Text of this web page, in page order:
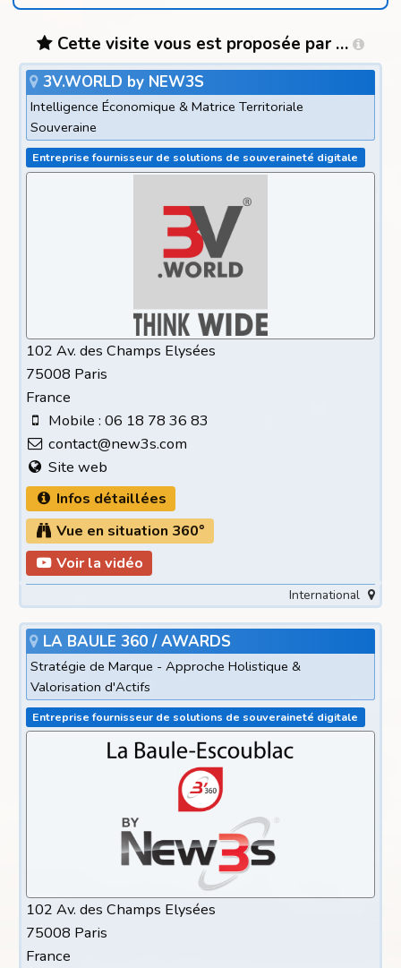
Cette visite vous est proposée par …
3V.WORLD by NEW3S
Intelligence Économique & Matrice Territoriale
Souveraine
Entreprise fournisseur de solutions de souveraineté digitale
102 Av. des Champs Elysées
75008 Paris
France
Mobile : 06 18 78 36 83
contact@new3s.com
Site web
Infos détaillées
Vue en situation 360°
Voir la vidéo
International
LA BAULE 360 / AWARDS
Stratégie de Marque - Approche Holistique &
Valorisation d'Actifs
Entreprise fournisseur de solutions de souveraineté digitale
102 Av. des Champs Elysées
75008 Paris
France